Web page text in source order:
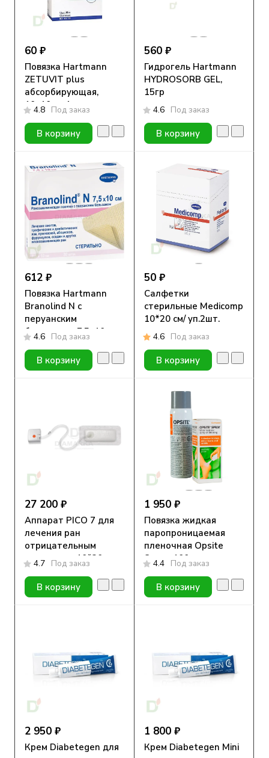
60 ₽
Повязка Hartmann
ZETUVIT plus
абсорбирующая,
10х10см, 1шт
4.8 Под заказ
В корзину
560 ₽
Гидрогель Hartmann
HYDROSORB GEL,
15гр
4.6 Под заказ
В корзину
612 ₽
Повязка Hartmann
Branolind N с
перуанским
бальзамом, 7,5х10см,
1 шт
4.6 Под заказ
В корзину
50 ₽
Салфетки
стерильные Medicomp
10*20 см/ уп.2шт.
4.6 Под заказ
В корзину
27 200 ₽
Аппарат PICO 7 для
лечения ран
отрицательным
давлением 10*20 см
4.7 Под заказ
В корзину
1 950 ₽
Повязка жидкая
паропроницаемая
пленочная Opsite
Spray, 100 мл,
аэрозоль
4.4 Под заказ
В корзину
2 950 ₽
Крем Diabetegen для
1 800 ₽
Крем Diabetegen Mini